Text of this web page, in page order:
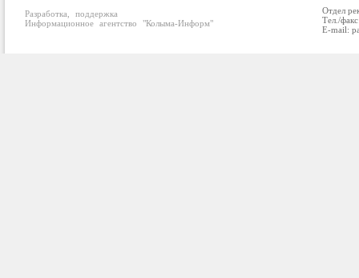
Разработка, поддержка
Информационное агентство "Колыма-Информ"
Отдел
Тел./
E-mail: